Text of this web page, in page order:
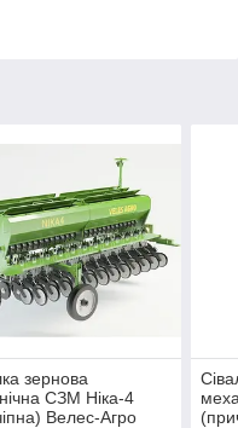
зернова
СЗМ Ніка-4
Велес-Агро